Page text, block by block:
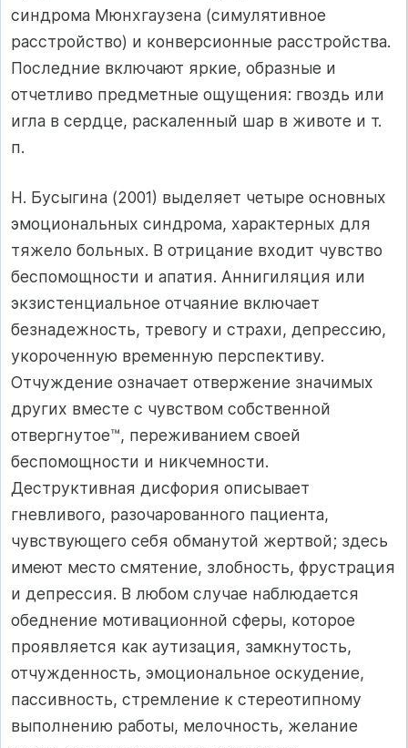
синдрома Мюнхгаузена (симулятивное
расстройство) и конверсионные расстройства.
Последние включают яркие, образные и
отчетливо предметные ощущения: гвоздь или
игла в сердце, раскаленный шар в животе и т.
п.
Н. Бусыгина (2001) выделяет четыре основных
эмоциональных синдрома, характерных для
тяжело больных. В отрицание входит чувство
беспомощности и апатия. Аннигиляция или
экзистенциальное отчаяние включает
безнадежность, тревогу и страхи, депрессию,
укороченную временную перспективу.
Отчуждение означает отвержение значимых
других вместе с чувством собственной
отвергнутое™, переживанием своей
беспомощности и никчемности.
Деструктивная дисфория описывает
гневливого, разочарованного пациента,
чувствующего себя обманутой жертвой; здесь
имеют место смятение, злобность, фрустрация
и депрессия. В любом случае наблюдается
обеднение мотивационной сферы, которое
проявляется как аутизация, замкнутость,
отчужденность, эмоциональное оскудение,
пассивность, стремление к стереотипному
выполнению работы, мелочность, желание